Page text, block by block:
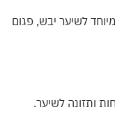
יבש, פגום
לשיער.